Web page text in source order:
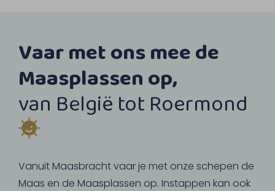
Vaar met ons mee de
Maasplassen op,
van België tot Roermond
Vanuit Maasbracht vaar je met onze schepen de
Maas en de Maasplassen op. Instappen kan ook